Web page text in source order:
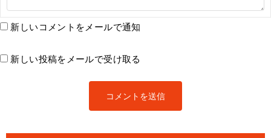
新しいコメントをメールで通知
新しい投稿をメールで受け取る